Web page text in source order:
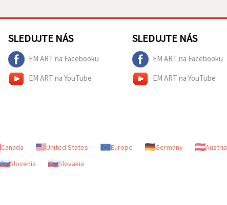
SLEDUJTE NÁS
EM ART na Facebooku
EM ART na YouTube
SLEDUJTE NÁS
EM ART na Facebooku
EM ART na YouTube
Canada United States Europe Germany Austria
Slovenia Slovakia